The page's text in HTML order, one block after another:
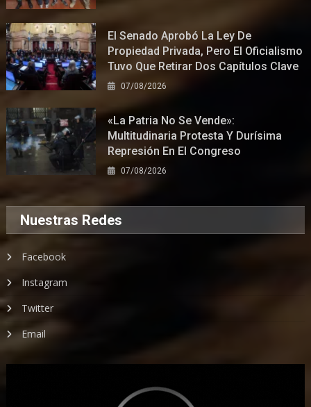
El Senado Aprobó La Ley De
Propiedad Privada, Pero El Oficialismo
Tuvo Que Retirar Dos Capítulos Clave
07/08/2026
«La Patria No Se Vende»:
Multitudinaria Protesta Y Durísima
Represión En El Congreso
07/08/2026
Nuestras Redes
Facebook
Instagram
Twitter
Email